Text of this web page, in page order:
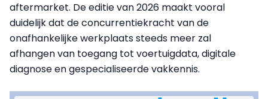
aftermarket. De editie van 2026 maakt vooral
duidelijk dat de concurrentiekracht van de
onafhankelijke werkplaats steeds meer zal
afhangen van toegang tot voertuigdata, digitale
diagnose en gespecialiseerde vakkennis.